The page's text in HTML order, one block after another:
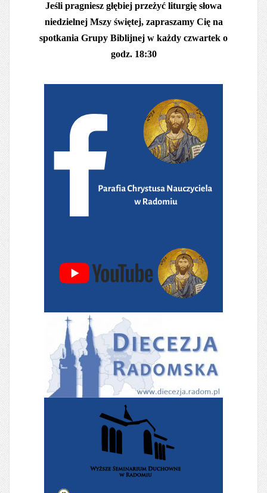
Jeśli pragniesz głębiej przeżyć liturgię słowa
niedzielnej Mszy świętej, zapraszamy Cię na
spotkania Grupy Biblijnej w każdy czwartek o
godz. 18:30